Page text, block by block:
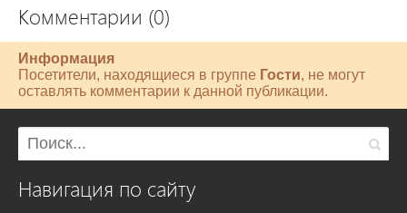
Комментарии (0)
Информация
Посетители, находящиеся в группе Гости, не могут
оставлять комментарии к данной публикации.
Навигация по сайту